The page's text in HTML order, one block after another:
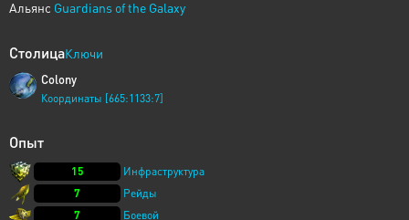
Альянс Guardians of the Galaxy
СтолицаКлючи
Colony
Координаты [665:1133:7]
Опыт
15
Инфраструктура
7
Рейды
7
Боевой